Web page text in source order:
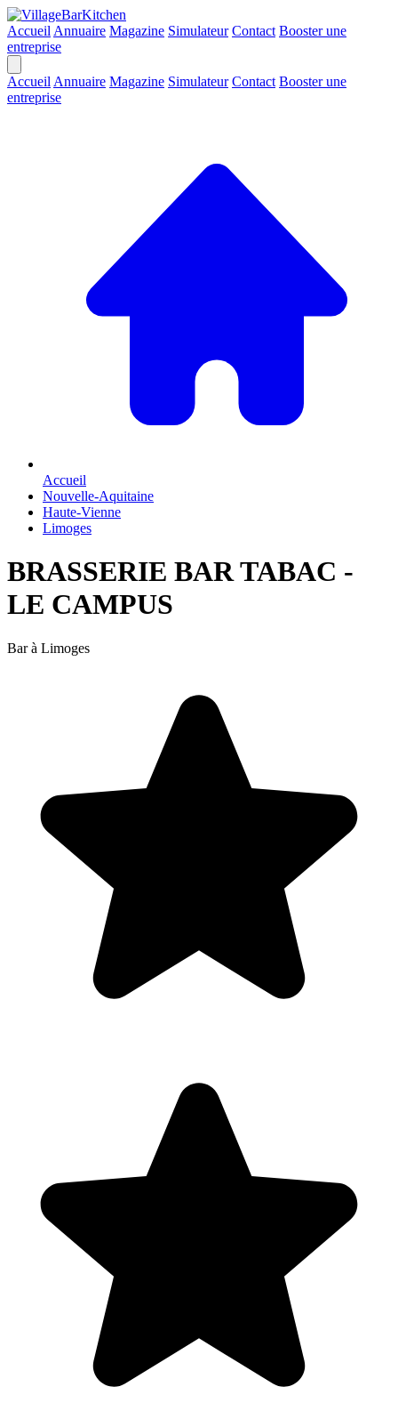
Accueil Annuaire Magazine Simulateur Contact Booster une
entreprise
Accueil Annuaire Magazine Simulateur Contact Booster une
entreprise
Accueil
Nouvelle-Aquitaine
Haute-Vienne
Limoges
BRASSERIE BAR TABAC -
LE CAMPUS
Bar à Limoges